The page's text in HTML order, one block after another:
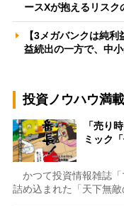
ースXが抱えるリス
【3メガバンクは純
益続出の一方で、中
投資ノウハウ満
「売り
ミック
かつて投資情報雑誌「
詰め込まれた「天下無